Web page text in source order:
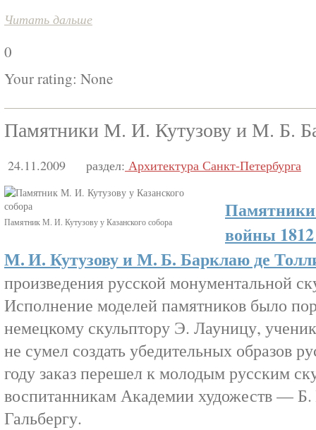
Читать дальше
0
Your rating: None
Памятники М. И. Кутузову и М. Б.
24.11.2009 раздел: Архитектура Санкт-Петербурга
Памятник М. И. Кутузову у Казанского собора
Памятники
войны
М. И. Кутузову и М. Б. Барклаю де
произведения русской монументальной
Исполнение моделей памятников было
немецкому скульптору Э. Лауницу,
не сумел создать убедительных образов
году заказ перешел к молодым русским
воспитанникам Академии художеств —
Гальбергу.